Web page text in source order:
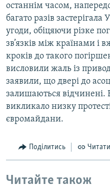
останнім часом,
багато разів
угоди, обіцяючи різке
зв’язків між країнами і
кроків до такого
висловили жаль із
заявили, що двері до
залишаються відчинені.
викликало низку
євромайдани.
Поділитись
Читайте також